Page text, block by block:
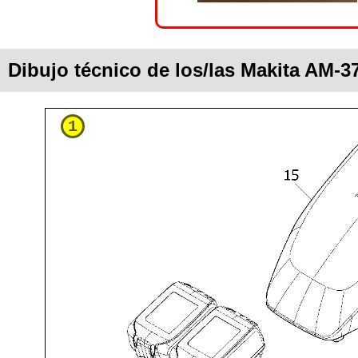
Dibujo técnico de los/las Makita AM-
1